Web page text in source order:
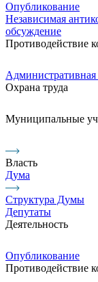
Опубликование
Независимая
обсуждение
Противодействие
Административная
Охрана труда
Муниципальные
Власть
Дума
Структура Думы
Депутаты
Деятельность
Опубликование
Противодействие